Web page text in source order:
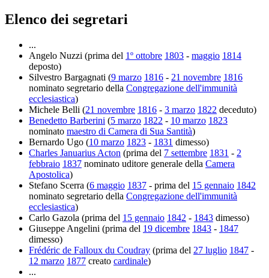
Elenco dei segretari
...
Angelo Nuzzi (prima del 1º ottobre 1803 - maggio 1814
deposto)
Silvestro Bargagnati (9 marzo 1816 - 21 novembre 1816
nominato segretario della Congregazione dell'immunità
ecclesiastica)
Michele Belli (21 novembre 1816 - 3 marzo 1822 deceduto)
Benedetto Barberini (5 marzo 1822 - 10 marzo 1823
nominato maestro di Camera di Sua Santità)
Bernardo Ugo (10 marzo 1823 - 1831 dimesso)
Charles Januarius Acton (prima del 7 settembre 1831 - 2
febbraio 1837 nominato uditore generale della Camera
Apostolica)
Stefano Scerra (6 maggio 1837 - prima del 15 gennaio 1842
nominato segretario della Congregazione dell'immunità
ecclesiastica)
Carlo Gazola (prima del 15 gennaio 1842 - 1843 dimesso)
Giuseppe Angelini (prima del 19 dicembre 1843 - 1847
dimesso)
Frédéric de Falloux du Coudray (prima del 27 luglio 1847 -
12 marzo 1877 creato cardinale)
...